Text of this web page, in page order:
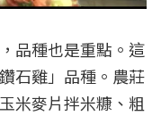
品種也是重點。這
石雞」品種。農莊
米麥片拌米糠、粗